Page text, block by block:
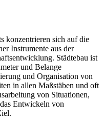
konzentrieren sich auf die
Instrumente aus der
Städtebau ist
und Belange
und Organisation von
in allen Maßstäben und oft
von Situationen,
Entwickeln von